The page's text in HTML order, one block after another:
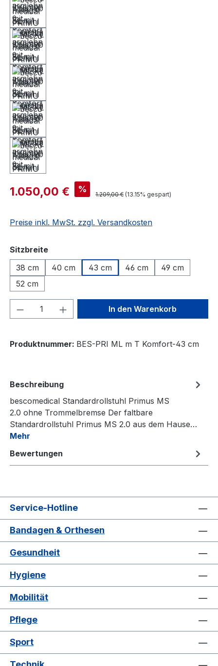
1.050,00 € %
1.209,00 € (13.15% gespart)
Preise inkl. MwSt. zzgl. Versandkosten
Sitzbreiteauswählen
38 cm
40 cm 43 cm 46 cm
49 cm
52 cm
Produkt Anzahl: Gib denIn den Warenkorb
Produktnummer: BES-PRI ML m T Komfort-43 cm
Beschreibung
bescomedical Standardrollstuhl Primus MS
2.0 ohne Trommelbremse Der faltbare
Standardrollstuhl Primus MS 2.0 aus dem Hause…
Mehr
Bewertungen
Service-Hotline
Bandagen & Orthesen
Gesundheit
Hygiene
Mobilität
Pflege
Sport